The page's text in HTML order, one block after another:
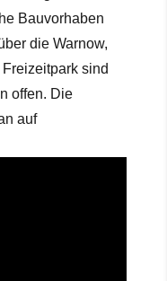
Bauvorhaben
die Warnow,
sind
offen. Die
auf